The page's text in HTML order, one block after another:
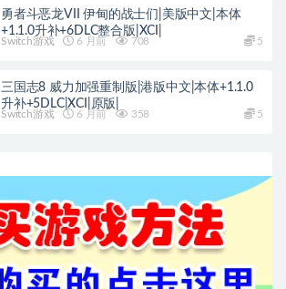
勇者斗恶龙VII 伊甸的战士们|美版中文|本体
+1.1.0升补+6DLC整合版|XCI|
Switch游戏 6 月前 708 5
三国志8 威力加强重制版|港版中文|本体+1.1.0
升补+5DLC|XCI|原版|
Switch游戏 6 月前 358 5